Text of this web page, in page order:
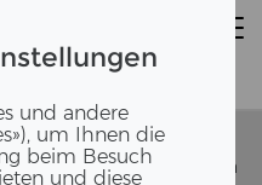
und andere
um Ihnen die
beim Besuch
und diese
im Zollverein Essen